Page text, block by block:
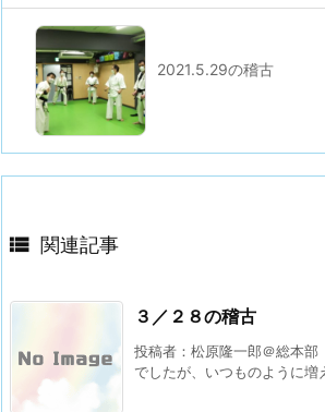
2021.5.29の稽古
 関連記事
３／２８の稽古
投稿者：松原隆一郎＠総本
でしたが、いつものように増